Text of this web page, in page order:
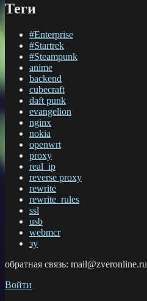
Теги
#Enterprise
#Startrek
#Steampunk
anime
backend
cubecraft
daft punk
evangelion
nginx
nokia
openwrt
proxy
real_ip
reverse proxy
rewrite
rewrite_rules
ssl
usb
webmcr
зу
обратная связь: mail@zveronline.ru
Войти